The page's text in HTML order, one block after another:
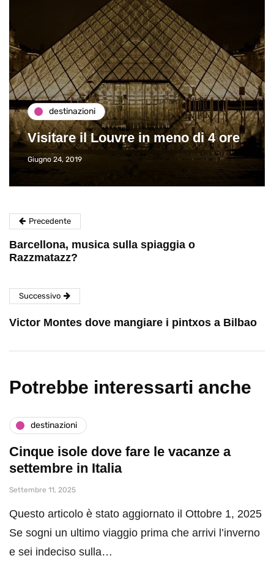
destinazioni
Visitare il Louvre in meno di 4 ore
Giugno 24, 2019
Precedente
Barcellona, musica sulla spiaggia o
Razzmatazz?
Successivo
Victor Montes dove mangiare i pintxos a Bilbao
Potrebbe interessarti anche
destinazioni
Cinque isole dove fare le vacanze a
settembre in Italia
Settembre 11, 2025
Questo articolo è stato aggiornato il Ottobre 1, 2025
Se sogni un ultimo viaggio prima che arrivi l’inverno
e sei indeciso sulla…